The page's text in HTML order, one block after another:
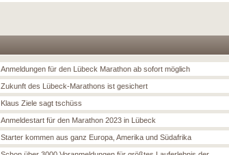
Anmeldungen für den Lübeck Marathon ab sofort möglich
Zukunft des Lübeck-Marathons ist gesichert
Klaus Ziele sagt tschüss
Anmeldestart für den Marathon 2023 in Lübeck
Starter kommen aus ganz Europa, Amerika und Südafrika